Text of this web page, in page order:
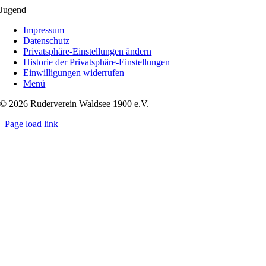
Skip
content
Jugend
Impressum
Datenschutz
Privatsphäre-Einstellungen ändern
Historie der Privatsphäre-Einstellungen
Einwilligungen widerrufen
Menü
© 2026 Ruderverein Waldsee 1900 e.V.
Page load link